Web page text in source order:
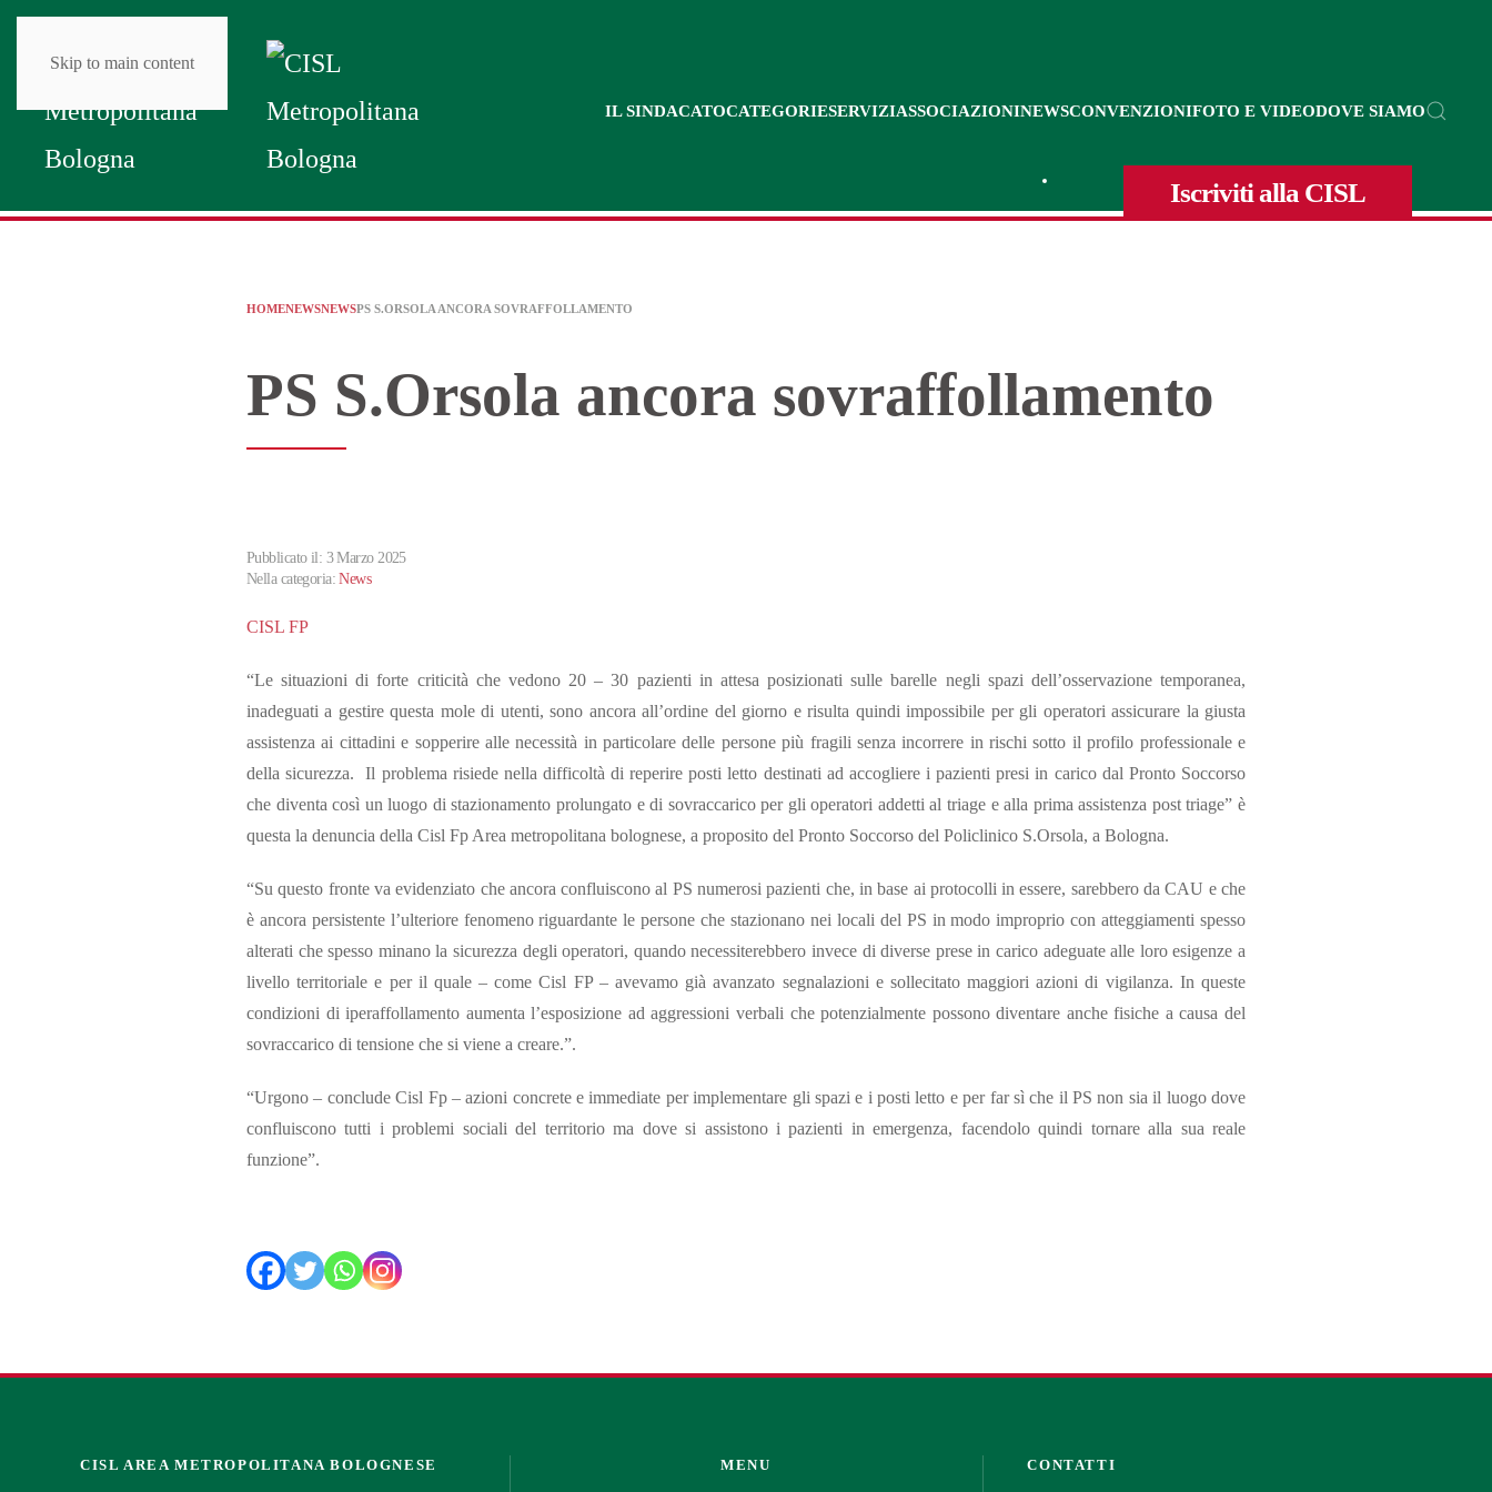
Skip to main content
IL SINDACATOCATEGORIESERVIZIASSOCIAZIONINEWSCONVENZIONIFOTO E VIDEODOVE SIAMO
Iscriviti alla CISL
HOMENEWSNEWSPS S.ORSOLA ANCORA SOVRAFFOLLAMENTO
PS S.Orsola ancora sovraffollamento
Pubblicato il: 3 Marzo 2025
Nella categoria:News
CISL FP
“Le situazioni di forte criticità che vedono 20 – 30 pazienti in attesa posizionati sulle barelle negli spazi dell’osservazione temporanea,
inadeguati a gestire questa mole di utenti, sono ancora all’ordine del giorno e risulta quindi impossibile per gli operatori assicurare la giusta
assistenza ai cittadini e sopperire alle necessità in particolare delle persone più fragili senza incorrere in rischi sotto il profilo professionale e
della sicurezza. Il problema risiede nella difficoltà di reperire posti letto destinati ad accogliere i pazienti presi in carico dal Pronto Soccorso
che diventa così un luogo di stazionamento prolungato e di sovraccarico per gli operatori addetti al triage e alla prima assistenza post triage” è
questa la denuncia della Cisl Fp Area metropolitana bolognese, a proposito del Pronto Soccorso del Policlinico S.Orsola, a Bologna.
“Su questo fronte va evidenziato che ancora confluiscono al PS numerosi pazienti che, in base ai protocolli in essere, sarebbero da CAU e che
è ancora persistente l’ulteriore fenomeno riguardante le persone che stazionano nei locali del PS in modo improprio con atteggiamenti spesso
alterati che spesso minano la sicurezza degli operatori, quando necessiterebbero invece di diverse prese in carico adeguate alle loro esigenze a
livello territoriale e per il quale – come Cisl FP – avevamo già avanzato segnalazioni e sollecitato maggiori azioni di vigilanza. In queste
condizioni di iperaffollamento aumenta l’esposizione ad aggressioni verbali che potenzialmente possono diventare anche fisiche a causa del
sovraccarico di tensione che si viene a creare.”.
“Urgono – conclude Cisl Fp – azioni concrete e immediate per implementare gli spazi e i posti letto e per far sì che il PS non sia il luogo dove
confluiscono tutti i problemi sociali del territorio ma dove si assistono i pazienti in emergenza, facendolo quindi tornare alla sua reale
funzione”.
CISL AREA METROPOLITANA BOLOGNESE MENU CONTATTI